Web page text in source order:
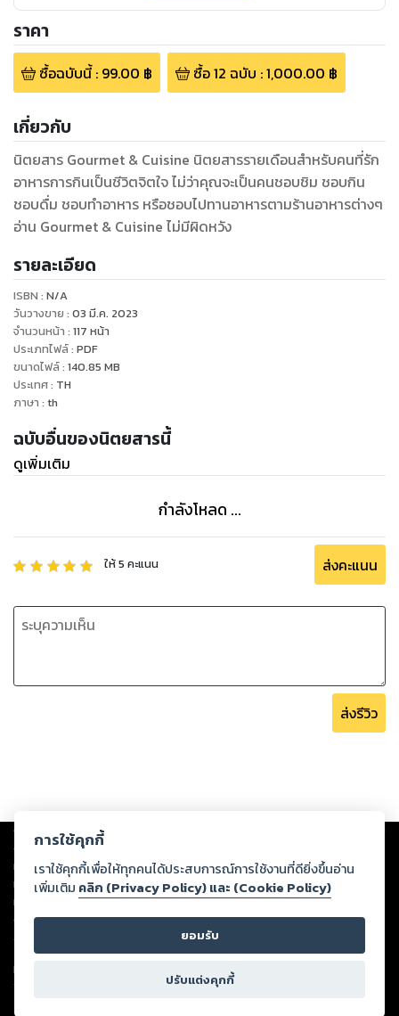
ราคา
ซื้อฉบับนี้: 99.00 ฿ ซื้อ12 ฉบับ :1,000.00 ฿
เกี่ยวกับ
นิตยสาร Gourmet & Cuisine นิตยสารรายเดือนสำหรับคนที่รัก
อาหารการกินเป็นชีวิตจิตใจ ไม่ว่าคุณจะเป็นคนชอบชิม ชอบกิน
ชอบดื่ม ชอบทำอาหาร หรือชอบไปทานอาหารตามร้านอาหารต่างๆ
อ่าน Gourmet & Cuisine ไม่มีผิดหวัง
รายละเอียด
ISBN : N/A
วันวางขาย : 03 มี.ค. 2023
จำนวนหน้า : 117 หน้า
ประเภทไฟล์: PDF
ขนาดไฟล์: 140.85 MB
ประเทศ: TH
ภาษา : th
ฉบับอื่นของนิตยสารนี้
ดูเพิ่มเติม
กำลังโหลด ...
ให้5 คะแนน ส่งคะแนน
ส่งรีวิว
Copyright © 2026
ต่อผลงานหรือเนื้อหาใดที่อัปโหลดผ่านเว็บไซต์และปรากฏว่าละเมิดสิทธิใน
ทรัพย์สินทางปัญญาของบุคคลอื่นหรือขัดต่อกฎหมายและศีลธรรม ดังนั้น ผู้อ่าน
ทุกท่านโปรดใช้วิจารณญาณในการกลั่นกรองด้วยตนเอง และหากท่านพบว่าส่วน
หนึ่งส่วนใดขัดต่อกฎหมายและศีลธรรม กรุณาแจ้งมายังบริษัท เพื่อทีมงานจะได้
ดำเนินการในทันที ทั้งนี้ ทางสตอรี่ล็อกขอสงวนลิขสิทธิ์ตามพระราชบัญญัติ
ลิขสิทธิ์ พ.ศ. 2537 (ฉบับล่าสุด)
For support: member@ookbee.com
Version
การใช้คุกกี้
เราใช้คุกกี้เพื่อให้ทุกคนได้ประสบการณ์การใช้งานที่ดียิ่งขึ้นอ่าน
เพิ่มเติม คลิก (Privacy Policy) และ (Cookie Policy)
ยอมรับ
ปรับแต่งคุกกี้